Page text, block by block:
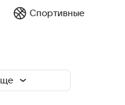
Спортивные